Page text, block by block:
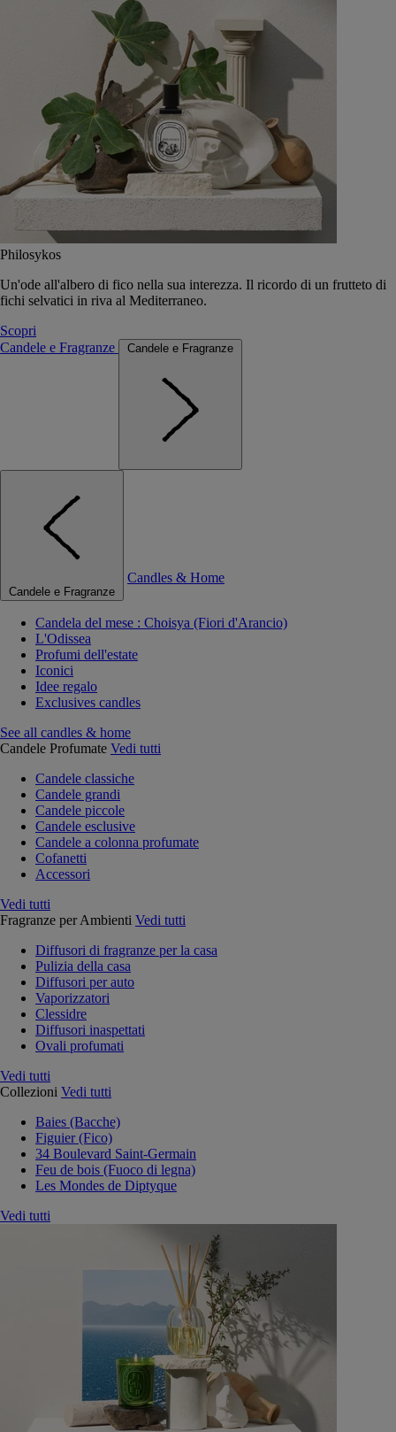
Philosykos
Un'ode all'albero di fico nella sua interezza. Il ricordo di un frutteto di
fichi selvatici in riva al Mediterraneo.
Scopri
Candele e Fragranze
Candele e Fragranze
Candele e Fragranze
Candles & Home
Candela del mese : Choisya (Fiori d'Arancio)
L'Odissea
Profumi dell'estate
Iconici
Idee regalo
Exclusives candles
See all candles & home
Candele Profumate Vedi tutti
Candele classiche
Candele grandi
Candele piccole
Candele esclusive
Candele a colonna profumate
Cofanetti
Accessori
Vedi tutti
Fragranze per Ambienti Vedi tutti
Diffusori di fragranze per la casa
Pulizia della casa
Diffusori per auto
Vaporizzatori
Clessidre
Diffusori inaspettati
Ovali profumati
Vedi tutti
Collezioni Vedi tutti
Baies (Bacche)
Figuier (Fico)
34 Boulevard Saint-Germain
Feu de bois (Fuoco di legna)
Les Mondes de Diptyque
Vedi tutti